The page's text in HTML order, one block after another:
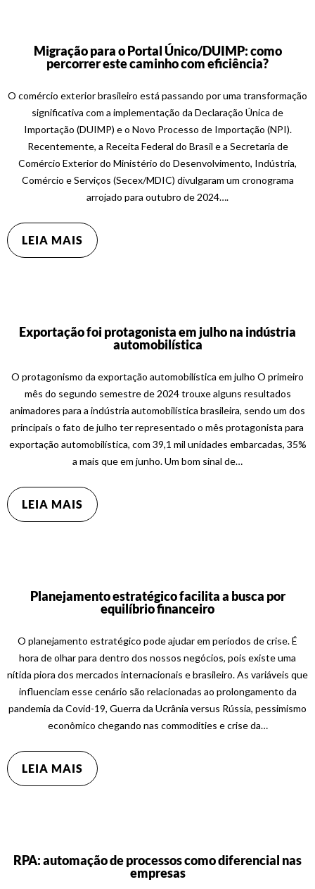
Migração para o Portal Único/DUIMP: como
percorrer este caminho com eficiência?
O comércio exterior brasileiro está passando por uma transformação
significativa com a implementação da Declaração Única de
Importação (DUIMP) e o Novo Processo de Importação (NPI).
Recentemente, a Receita Federal do Brasil e a Secretaria de
Comércio Exterior do Ministério do Desenvolvimento, Indústria,
Comércio e Serviços (Secex/MDIC) divulgaram um cronograma
arrojado para outubro de 2024….
LEIA MAIS
Exportação foi protagonista em julho na indústria
automobilística
O protagonismo da exportação automobilística em julho O primeiro
mês do segundo semestre de 2024 trouxe alguns resultados
animadores para a indústria automobilística brasileira, sendo um dos
principais o fato de julho ter representado o mês protagonista para
exportação automobilística, com 39,1 mil unidades embarcadas, 35%
a mais que em junho. Um bom sinal de…
LEIA MAIS
Planejamento estratégico facilita a busca por
equilíbrio financeiro
O planejamento estratégico pode ajudar em períodos de crise. É
hora de olhar para dentro dos nossos negócios, pois existe uma
nítida piora dos mercados internacionais e brasileiro. As variáveis que
influenciam esse cenário são relacionadas ao prolongamento da
pandemia da Covid-19, Guerra da Ucrânia versus Rússia, pessimismo
econômico chegando nas commodities e crise da…
LEIA MAIS
RPA: automação de processos como diferencial nas
empresas